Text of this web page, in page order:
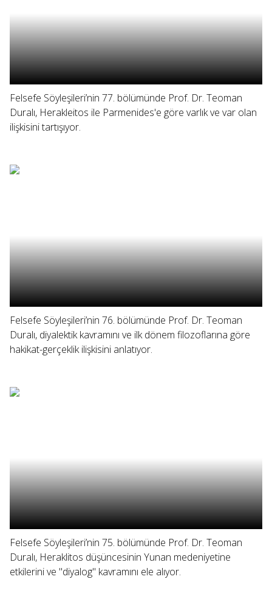
Felsefe Söyleşileri’nin 77. bölümünde Prof. Dr. Teoman
Duralı, Herakleitos ile Parmenides'e göre varlık ve var olan
ilişkisini tartışıyor.
Felsefe Söyleşileri’nin 76. bölümünde Prof. Dr. Teoman
Duralı, diyalektik kavramını ve ilk dönem filozoflarına göre
hakikat-gerçeklik ilişkisini anlatıyor.
Felsefe Söyleşileri’nin 75. bölümünde Prof. Dr. Teoman
Duralı, Heraklitos düşüncesinin Yunan medeniyetine
etkilerini ve "diyalog" kavramını ele alıyor.